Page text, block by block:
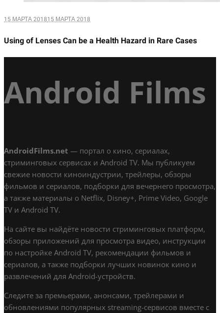
15 МАРТА 201815 МАРТА 2018
Using of Lenses Can be a Health Hazard in Rare Cases
Android Films
AndroidFilms.net — портал о кино, сериалах,
стриминговых сервисах и Android TV. Мы публикуем
свежие новости киноиндустрии, трейлеры, обзоры
фильмов и сериалов, подборки для вечернего просмотра,
а также материалы о Netflix, Disney+, Prime Video, Google
TV и Android TV.
На сайте вы найдёте новости стриминговых платформ,
обзоры приложений для просмотра видео, инструкции
по настройке Android TV, рекомендации фильмов и
сериалов, а также подборки лучших новинок кино и
развлечений для Android-устройств.
Следите за премьерами, анонсами, трейлерами и
обновлениями популярных streaming-сервисов вместе с